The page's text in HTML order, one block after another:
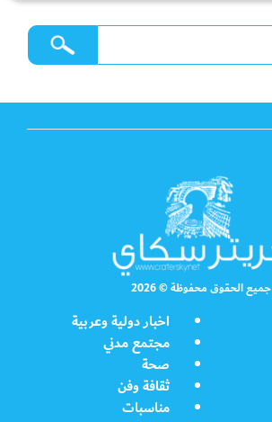
جميع الحقوق محفوظة © 2026
اخبار دولية وعربية
مجتمع مدني
صحة
ثقافة وفن
مناسبات